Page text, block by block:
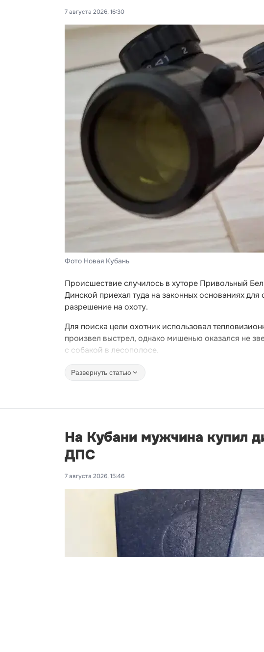
7 августа 2026, 16:30
Фото Новая Кубань
Происшествие случилось в хуторе Привольный
Динской приехал туда на законных основаниях
разрешение на охоту.
Для поиска цели охотник использовал
произвел выстрел, однако мишенью оказался не
с собакой в лесополосе.
Развернуть статью
На Кубани мужчина купил
ДПС
7 августа 2026, 15:46